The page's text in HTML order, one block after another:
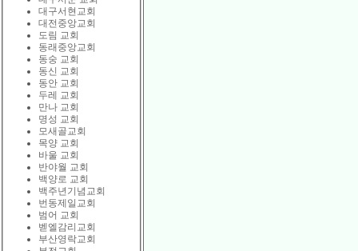
대구서현교회
대전중앙교회
도림 교회
동래중앙교회
동숭 교회
동신 교회
동안 교회
두레 교회
만나 교회
명성 교회
모새골교회
목양 교회
바울 교회
반야월 교회
백양로 교회
백주년기념교회
번동제일교회
범어 교회
벧엘감리교회
부산영락교회